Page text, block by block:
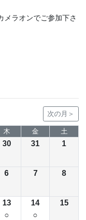
ラオンでご参加下さ
次の月＞
木 金 土
30 31 1
6 7 8
13
○
14
○
15